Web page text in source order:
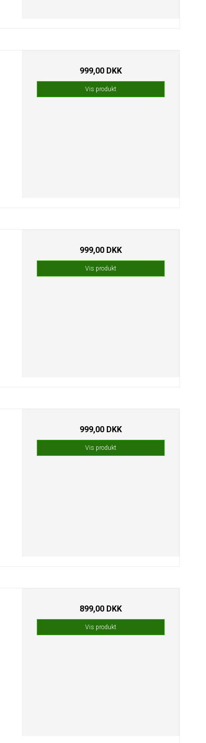
999,00 DKK
Vis produkt
999,00 DKK
Vis produkt
999,00 DKK
Vis produkt
899,00 DKK
Vis produkt